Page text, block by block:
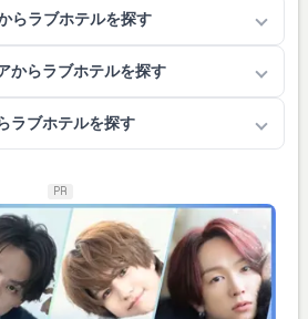
らラブホテルを探す
からラブホテルを探す
ラブホテルを探す
PR